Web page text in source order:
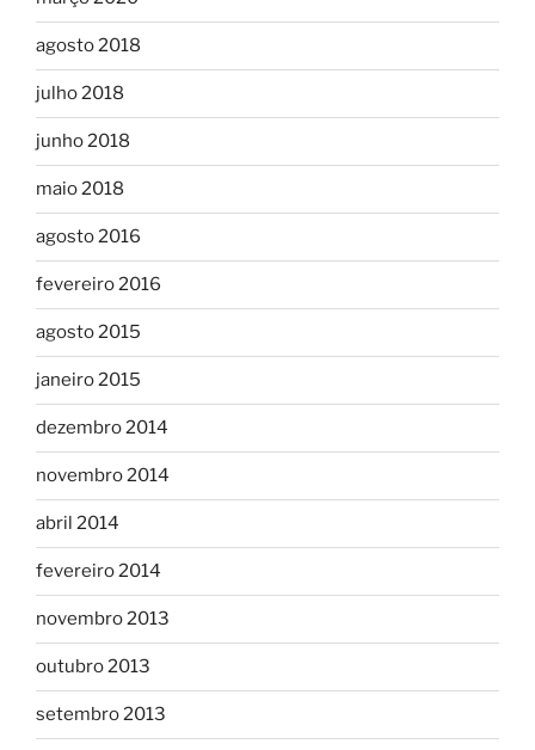
agosto 2018
julho 2018
junho 2018
maio 2018
agosto 2016
fevereiro 2016
agosto 2015
janeiro 2015
dezembro 2014
novembro 2014
abril 2014
fevereiro 2014
novembro 2013
outubro 2013
setembro 2013